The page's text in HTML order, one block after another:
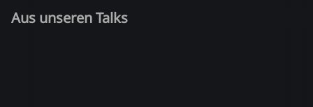
Aus unseren Talks